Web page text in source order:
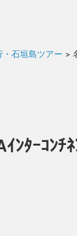
・石垣島ツアー >
ﾀｰｺﾝﾁ